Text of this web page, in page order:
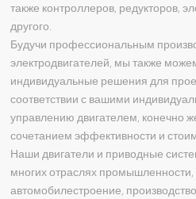
также контроллеров, редукторов,
другого.
Будучи профессиональным
электродвигателей, мы также
индивидуальные решения для
соответствии с вашими
управлению двигателем, конечно
сочетанием эффективности и
Наши двигатели и приводные
многих отраслях промышленности,
автомобилестроение,